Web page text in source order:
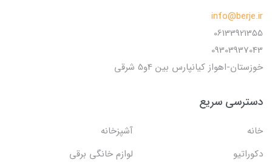
info@berje.ir
06133921355
09303937043
خوزستان-اهواز کیانپارس بین 4و5 شرقی
دسترسی سریع
خانه
آشپزخانه
دکوراتیو
لوازم خانگی برقی